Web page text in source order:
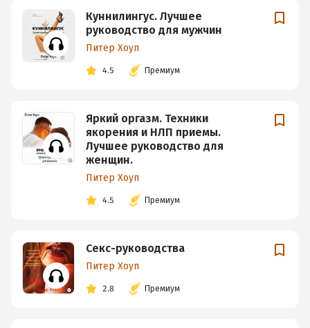
Куннилингус. Лучшее
руководство для мужчин
Питер Хоуп
4.5 Премиум
Яркий оргазм. Техники
якорения и НЛП приемы.
Лучшее руководство для
женщин.
Питер Хоуп
4.5 Премиум
Секс-руководства
Питер Хоуп
2.8 Премиум